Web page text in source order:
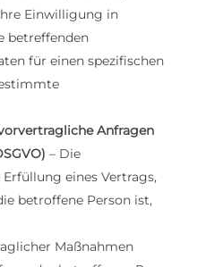
Einwilligung in
betreffenden
für einen spezifischen
Anfragen
– Die
eines Vertrags,
betroffene Person ist,
Maßnahmen